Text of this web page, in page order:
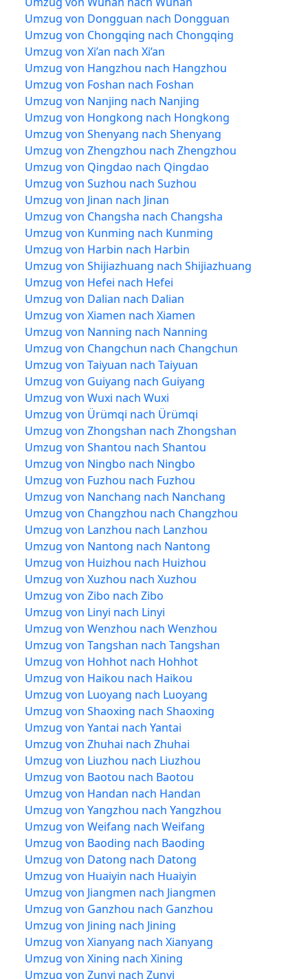
Umzug von Dongguan nach Dongguan
Umzug von Chongqing nach Chongqing
Umzug von Xi’an nach Xi’an
Umzug von Hangzhou nach Hangzhou
Umzug von Foshan nach Foshan
Umzug von Nanjing nach Nanjing
Umzug von Hongkong nach Hongkong
Umzug von Shenyang nach Shenyang
Umzug von Zhengzhou nach Zhengzhou
Umzug von Qingdao nach Qingdao
Umzug von Suzhou nach Suzhou
Umzug von Jinan nach Jinan
Umzug von Changsha nach Changsha
Umzug von Kunming nach Kunming
Umzug von Harbin nach Harbin
Umzug von Shijiazhuang nach Shijiazhuang
Umzug von Hefei nach Hefei
Umzug von Dalian nach Dalian
Umzug von Xiamen nach Xiamen
Umzug von Nanning nach Nanning
Umzug von Changchun nach Changchun
Umzug von Taiyuan nach Taiyuan
Umzug von Guiyang nach Guiyang
Umzug von Wuxi nach Wuxi
Umzug von Ürümqi nach Ürümqi
Umzug von Zhongshan nach Zhongshan
Umzug von Shantou nach Shantou
Umzug von Ningbo nach Ningbo
Umzug von Fuzhou nach Fuzhou
Umzug von Nanchang nach Nanchang
Umzug von Changzhou nach Changzhou
Umzug von Lanzhou nach Lanzhou
Umzug von Nantong nach Nantong
Umzug von Huizhou nach Huizhou
Umzug von Xuzhou nach Xuzhou
Umzug von Zibo nach Zibo
Umzug von Linyi nach Linyi
Umzug von Wenzhou nach Wenzhou
Umzug von Tangshan nach Tangshan
Umzug von Hohhot nach Hohhot
Umzug von Haikou nach Haikou
Umzug von Luoyang nach Luoyang
Umzug von Shaoxing nach Shaoxing
Umzug von Yantai nach Yantai
Umzug von Zhuhai nach Zhuhai
Umzug von Liuzhou nach Liuzhou
Umzug von Baotou nach Baotou
Umzug von Handan nach Handan
Umzug von Yangzhou nach Yangzhou
Umzug von Weifang nach Weifang
Umzug von Baoding nach Baoding
Umzug von Datong nach Datong
Umzug von Huaiyin nach Huaiyin
Umzug von Jiangmen nach Jiangmen
Umzug von Ganzhou nach Ganzhou
Umzug von Jining nach Jining
Umzug von Xianyang nach Xianyang
Umzug von Xining nach Xining
Umzug von Zunyi nach Zunyi